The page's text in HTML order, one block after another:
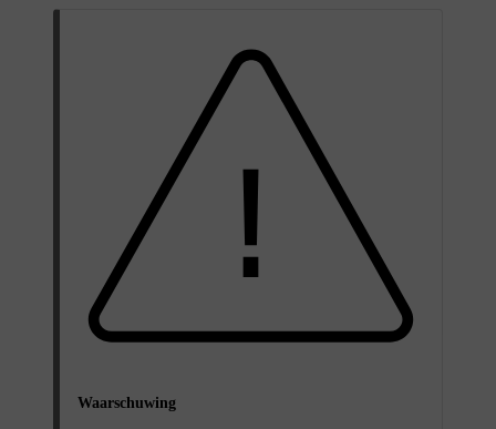
Waarschuwing